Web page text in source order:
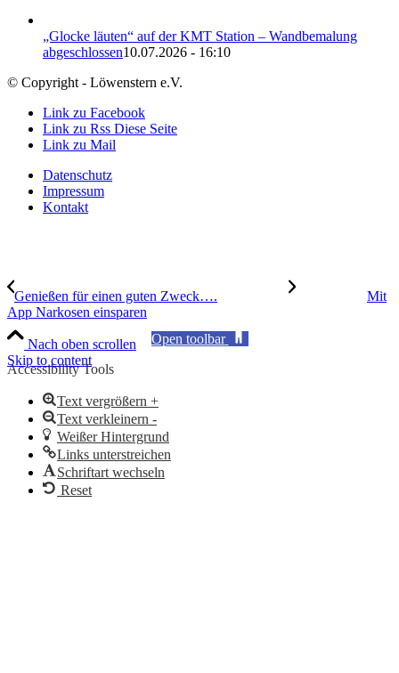
„Glocke läuten“ auf der KMT Station – Wandbemalung
abgeschlossen10.07.2026 - 16:10
© Copyright - Löwenstern e.V.
Link zu Facebook
Link zu Rss Diese Seite
Link zu Mail
Datenschutz
Impressum
Kontakt
Genießen für einen guten Zweck….
Mit
App Narkosen einsparen
Nach oben scrollen
Skip to content
Open toolbar
Accessibility Tools
Text vergrößern +
Text verkleinern -
Weißer Hintergrund
Links unterstreichen
Schriftart wechseln
Reset